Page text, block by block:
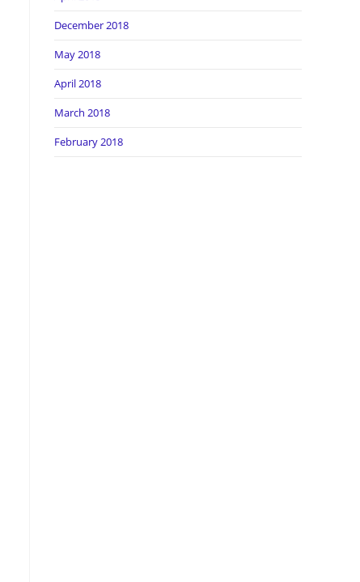
December 2018
May 2018
April 2018
March 2018
February 2018